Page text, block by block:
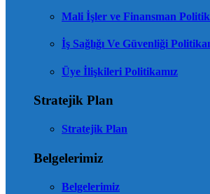
Mali İşler ve Finansman
İş Sağlığı Ve Güvenliği
Üye İlişkileri Politikamız
Stratejik Plan
Stratejik Plan
Belgelerimiz
Belgelerimiz